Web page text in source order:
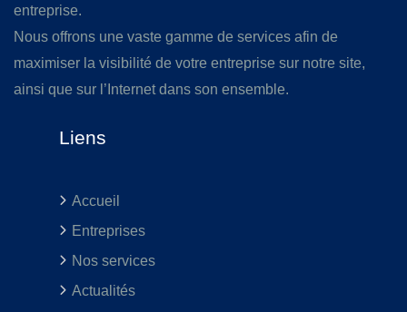
entreprise.
Nous offrons une vaste gamme de services afin de
maximiser la visibilité de votre entreprise sur notre site,
ainsi que sur l’Internet dans son ensemble.
Liens
Accueil
Entreprises
Nos services
Actualités